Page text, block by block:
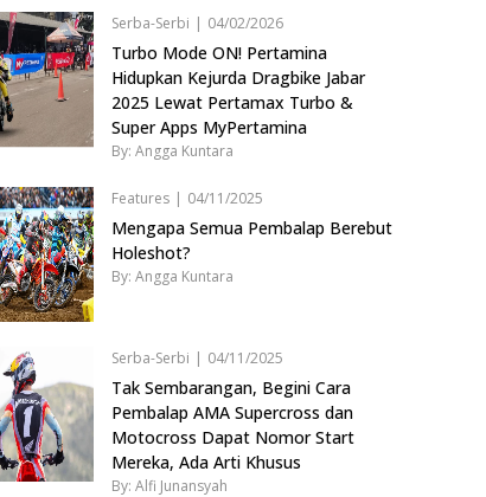
Serba-Serbi | 04/02/2026
Turbo Mode ON! Pertamina
Hidupkan Kejurda Dragbike Jabar
2025 Lewat Pertamax Turbo &
Super Apps MyPertamina
By: Angga Kuntara
Features | 04/11/2025
Mengapa Semua Pembalap Berebut
Holeshot?
By: Angga Kuntara
Serba-Serbi | 04/11/2025
Tak Sembarangan, Begini Cara
Pembalap AMA Supercross dan
Motocross Dapat Nomor Start
Mereka, Ada Arti Khusus
By: Alfi Junansyah